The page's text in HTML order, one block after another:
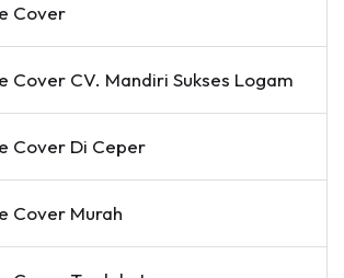
Cover
Cover CV. Mandiri Sukses Logam
Cover Di Ceper
Cover Murah